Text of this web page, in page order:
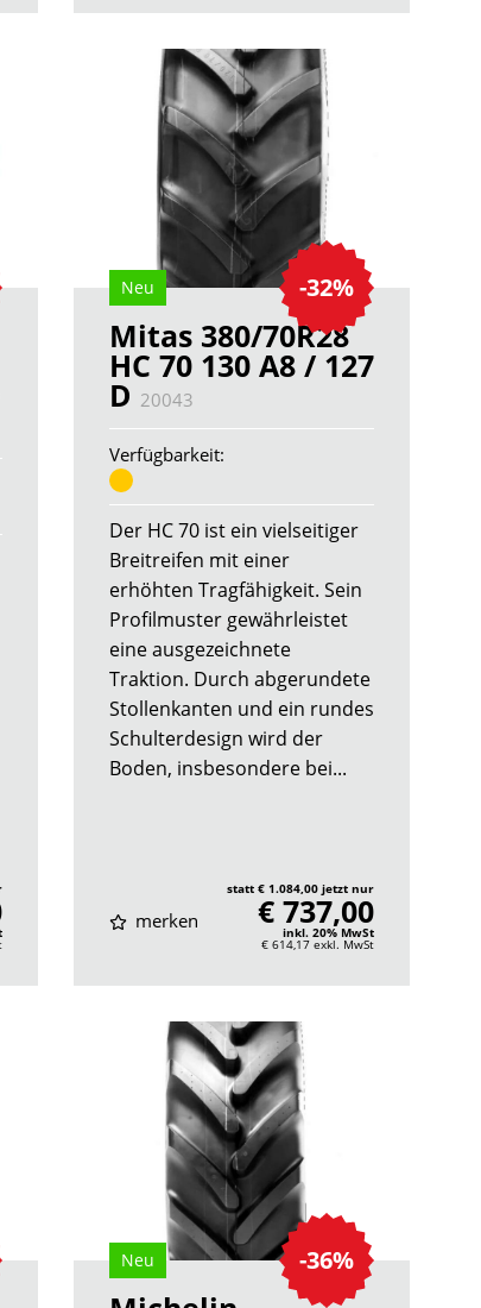
-32%
Neu
Mitas 380/70R28
HC 70 130 A8 / 127
D 20043
Verfügbarkeit:
Der HC 70 ist ein vielseitiger
Breitreifen mit einer
erhöhten Tragfähigkeit. Sein
Profilmuster gewährleistet
eine ausgezeichnete
Traktion. Durch abgerundete
Stollenkanten und ein rundes
Schulterdesign wird der
Boden, insbesondere bei...
merken
statt € 1.084,00 jetzt nur
€ 737,00
inkl. 20% MwSt
€ 614,17 exkl. MwSt
-36%
Neu